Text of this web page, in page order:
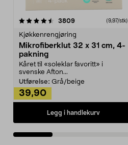
3809anmeldelser(9,97/stk)
Kjøkkenrengjøring
Mikrofiberklut 32 x 31 cm, 4-
pakning
Kåret til «soleklar favoritt» i
svenske Afton...
Utførelse: Grå/beige
39,90
Legg i handlekurv
4.5av 5 stjerner